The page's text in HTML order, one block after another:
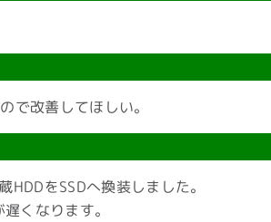
で改善してほしい。
をSSDへ換装しました。
くなります。